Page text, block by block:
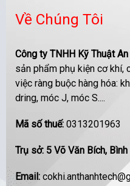
Về Chúng Tôi
Công ty TNHH Kỹ Thuật An
sản phẩm phụ kiện cơ khí,
việc ràng buộc hàng hóa:
dring, móc J, móc S....
Mã số thuế: 0313201963
Trụ sở: 5 Võ Văn Bích,
Email: